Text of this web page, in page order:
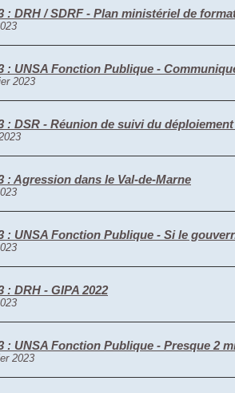
: DRH / SDRF - Plan ministériel de
: UNSA Fonction Publique -
2023
: DSR - Réunion de suivi du
: Agression dans le Val-de-Marne
: UNSA Fonction Publique - Si le
: DRH - GIPA 2022
: UNSA Fonction Publique - Presque 2
2023